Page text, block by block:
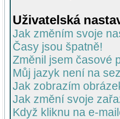
Uživatelská
Jak změním svoje
Časy jsou špatně!
Změnil jsem časové
Můj jazyk není na
Jak zobrazím
Jak změní svoje
Když kliknu na e-